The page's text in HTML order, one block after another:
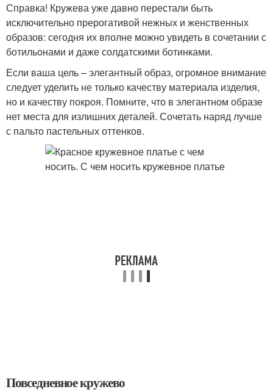
Справка! Кружева уже давно перестали быть
исключительно прерогативой нежных и женственных
образов: сегодня их вполне можно увидеть в сочетании с
ботильонами и даже солдатскими ботинками.
Если ваша цель – элегантный образ, огромное внимание
следует уделить не только качеству материала изделия,
но и качеству покроя. Помните, что в элегантном образе
нет места для излишних деталей. Сочетать наряд лучше
с пальто пастельных оттенков.
Повседневное кружево